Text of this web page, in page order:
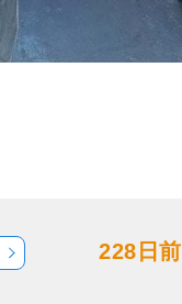
228日前